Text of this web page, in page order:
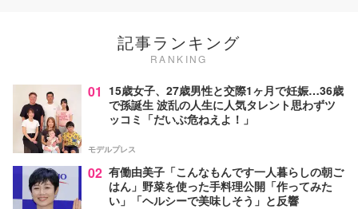
記事ランキング
RANKING
01 15歳女子、27歳男性と交際1ヶ月で妊娠…36歳
で孫誕生 波乱の人生に人気タレント思わずツ
ッコミ「だいぶ危ねえよ！」
モデルプレス
02 有働由美子「こんなもんです一人暮らしの朝ご
はん」野菜を使った手料理公開「作ってみた
い」「ヘルシーで美味しそう」と反響